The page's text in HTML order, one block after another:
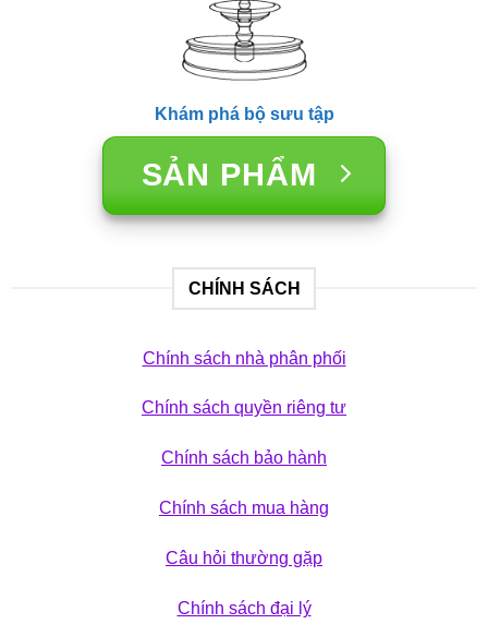
Khám phá bộ sưu tập
SẢN PHẨM
CHÍNH SÁCH
Chính sách nhà phân phối
Chính sách quyền riêng tư
Chính sách bảo hành
Chính sách mua hàng
Câu hỏi thường gặp
Chính sách đại lý